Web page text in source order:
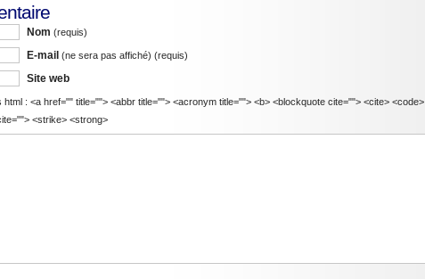
Nom(requis)
E-mail(ne sera pas affiché) (requis)
Site web
: <a href="" title=""> <abbr title=""> <acronym title=""> <b> <blockquote cite=""> <cite> <code>
<strike> <strong>